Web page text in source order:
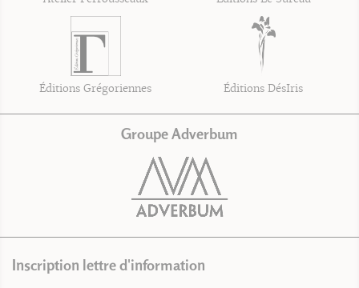
Éditions Grégoriennes Éditions DésIris
Groupe Adverbum
Inscription lettre d'information